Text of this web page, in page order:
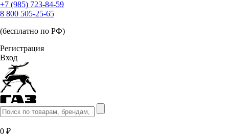
+7 (985) 723-84-59
8 800 505-25-65
(бесплатно по РФ)
Регистрация
Вход
0 ₽